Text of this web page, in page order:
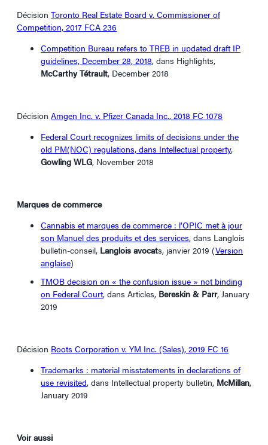
Décision Toronto Real Estate Board v. Commissioner of
Competition, 2017 FCA 236
Competition Bureau refers to TREB in updated draft IP
guidelines, December 28, 2018, dans Highlights,
McCarthy Tétrault, December 2018
Décision Amgen Inc. v. Pfizer Canada Inc., 2018 FC 1078
Federal Court recognizes limits of decisions under the
old PM(NOC) regulations, dans Intellectual property,
Gowling WLG, November 2018
Marques de commerce
Cannabis et marques de commerce : l’OPIC met à jour
son Manuel des produits et des services, dans Langlois
bulletin-conseil, Langlois avocats, janvier 2019 (Version
anglaise)
TMOB decision on « the confusion issue » not binding
on Federal Court, dans Articles, Bereskin & Parr, January
2019
Décision Roots Corporation v. YM Inc. (Sales), 2019 FC 16
Trademarks : material misstatements in declarations of
use revisited, dans Intellectual property bulletin, McMillan,
January 2019
Voir aussi